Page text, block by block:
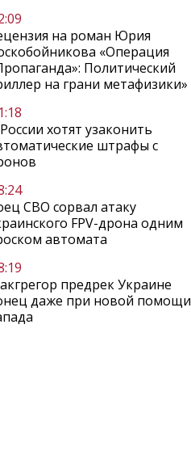
на роман Юрия
«Операция
Политический
на грани метафизики»
хотят узаконить
штрафы с
СВО сорвал атаку
FPV-дрона одним
автомата
предрек Украине
даже при новой помощи